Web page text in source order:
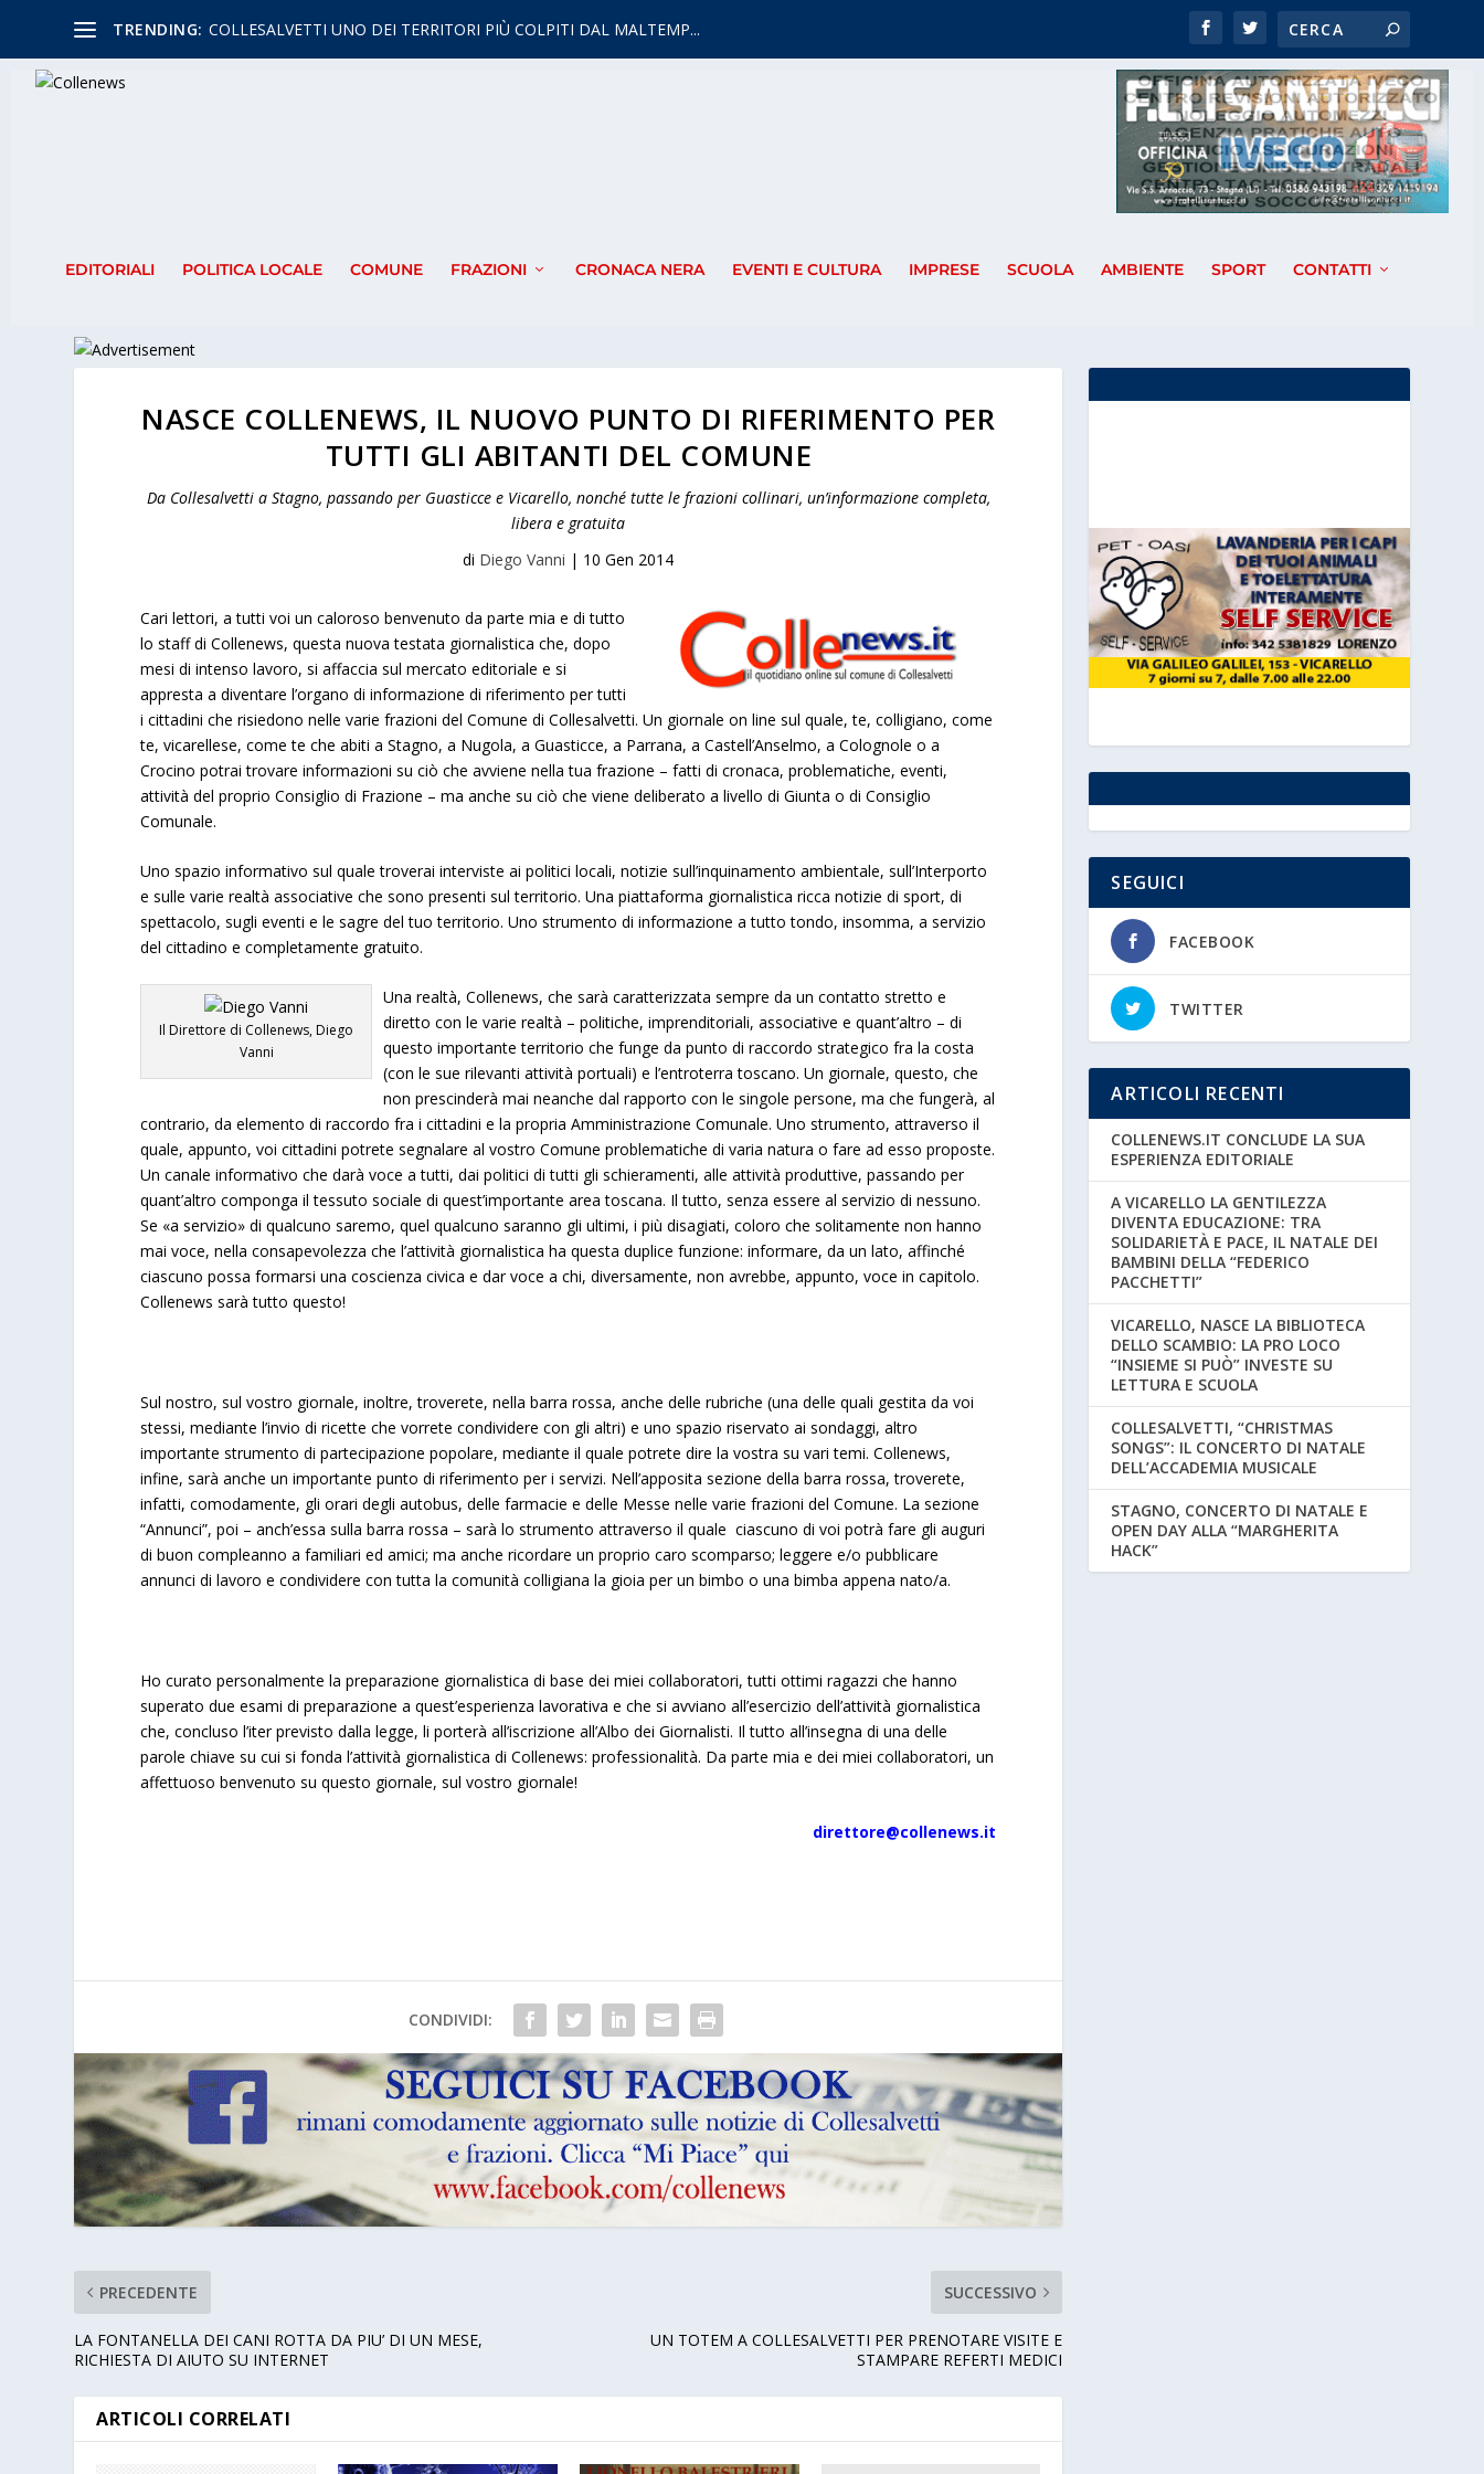
TRENDING: COLLESALVETTI UNO DEI TERRITORI PIÙ COLPITI DAL MALTEMP...
EDITORIALI POLITICA LOCALE COMUNE FRAZIONI CRONACA NERA EVENTI E CULTURA IMPRESE SCUOLA AMBIENTE SPORT CONTATTI
NASCE COLLENEWS, IL NUOVO PUNTO DI RIFERIMENTO PER
TUTTI GLI ABITANTI DEL COMUNE
Da Collesalvetti a Stagno, passando per Guasticce e Vicarello, nonché tutte le frazioni collinari, un’informazione completa,
libera e gratuita
di Diego Vanni | 10 Gen 2014
Cari lettori, a tutti voi un caloroso benvenuto da parte mia e di tutto
lo staff di Collenews, questa nuova testata giornalistica che, dopo
mesi di intenso lavoro, si affaccia sul mercato editoriale e si
appresta a diventare l’organo di informazione di riferimento per tutti
i cittadini che risiedono nelle varie frazioni del Comune di Collesalvetti. Un giornale on line sul quale, te, colligiano, come
te, vicarellese, come te che abiti a Stagno, a Nugola, a Guasticce, a Parrana, a Castell’Anselmo, a Colognole o a
Crocino potrai trovare informazioni su ciò che avviene nella tua frazione – fatti di cronaca, problematiche, eventi,
attività del proprio Consiglio di Frazione – ma anche su ciò che viene deliberato a livello di Giunta o di Consiglio
Comunale.
Uno spazio informativo sul quale troverai interviste ai politici locali, notizie sull’inquinamento ambientale, sull’Interporto
e sulle varie realtà associative che sono presenti sul territorio. Una piattaforma giornalistica ricca notizie di sport, di
spettacolo, sugli eventi e le sagre del tuo territorio. Uno strumento di informazione a tutto tondo, insomma, a servizio
del cittadino e completamente gratuito.
Il Direttore di Collenews, Diego
Vanni
Una realtà, Collenews, che sarà caratterizzata sempre da un contatto stretto e
diretto con le varie realtà – politiche, imprenditoriali, associative e quant’altro – di
questo importante territorio che funge da punto di raccordo strategico fra la costa
(con le sue rilevanti attività portuali) e l’entroterra toscano. Un giornale, questo, che
non prescinderà mai neanche dal rapporto con le singole persone, ma che fungerà, al
contrario, da elemento di raccordo fra i cittadini e la propria Amministrazione Comunale. Uno strumento, attraverso il
quale, appunto, voi cittadini potrete segnalare al vostro Comune problematiche di varia natura o fare ad esso proposte.
Un canale informativo che darà voce a tutti, dai politici di tutti gli schieramenti, alle attività produttive, passando per
quant’altro componga il tessuto sociale di quest’importante area toscana. Il tutto, senza essere al servizio di nessuno.
Se «a servizio» di qualcuno saremo, quel qualcuno saranno gli ultimi, i più disagiati, coloro che solitamente non hanno
mai voce, nella consapevolezza che l’attività giornalistica ha questa duplice funzione: informare, da un lato, affinché
ciascuno possa formarsi una coscienza civica e dar voce a chi, diversamente, non avrebbe, appunto, voce in capitolo.
Collenews sarà tutto questo!
Sul nostro, sul vostro giornale, inoltre, troverete, nella barra rossa, anche delle rubriche (una delle quali gestita da voi
stessi, mediante l’invio di ricette che vorrete condividere con gli altri) e uno spazio riservato ai sondaggi, altro
importante strumento di partecipazione popolare, mediante il quale potrete dire la vostra su vari temi. Collenews,
infine, sarà anche un importante punto di riferimento per i servizi. Nell’apposita sezione della barra rossa, troverete,
infatti, comodamente, gli orari degli autobus, delle farmacie e delle Messe nelle varie frazioni del Comune. La sezione
“Annunci”, poi – anch’essa sulla barra rossa – sarà lo strumento attraverso il quale ciascuno di voi potrà fare gli auguri
di buon compleanno a familiari ed amici; ma anche ricordare un proprio caro scomparso; leggere e/o pubblicare
annunci di lavoro e condividere con tutta la comunità colligiana la gioia per un bimbo o una bimba appena nato/a.
Ho curato personalmente la preparazione giornalistica di base dei miei collaboratori, tutti ottimi ragazzi che hanno
superato due esami di preparazione a quest’esperienza lavorativa e che si avviano all’esercizio dell’attività giornalistica
che, concluso l’iter previsto dalla legge, li porterà all’iscrizione all’Albo dei Giornalisti. Il tutto all’insegna di una delle
parole chiave su cui si fonda l’attività giornalistica di Collenews: professionalità. Da parte mia e dei miei collaboratori, un
affettuoso benvenuto su questo giornale, sul vostro giornale!
direttore@collenews.it
CONDIVIDI:
PRECEDENTE
LA FONTANELLA DEI CANI ROTTA DA PIU’ DI UN MESE,
RICHIESTA DI AIUTO SU INTERNET
SUCCESSIVO
UN TOTEM A COLLESALVETTI PER PRENOTARE VISITE E
STAMPARE REFERTI MEDICI
ARTICOLI CORRELATI
SEGUICI
FACEBOOK
TWITTER
ARTICOLI RECENTI
COLLENEWS.IT CONCLUDE LA SUA
ESPERIENZA EDITORIALE
A VICARELLO LA GENTILEZZA
DIVENTA EDUCAZIONE: TRA
SOLIDARIETÀ E PACE, IL NATALE DEI
BAMBINI DELLA “FEDERICO
PACCHETTI”
VICARELLO, NASCE LA BIBLIOTECA
DELLO SCAMBIO: LA PRO LOCO
“INSIEME SI PUÒ” INVESTE SU
LETTURA E SCUOLA
COLLESALVETTI, “CHRISTMAS
SONGS”: IL CONCERTO DI NATALE
DELL’ACCADEMIA MUSICALE
STAGNO, CONCERTO DI NATALE E
OPEN DAY ALLA “MARGHERITA
HACK”